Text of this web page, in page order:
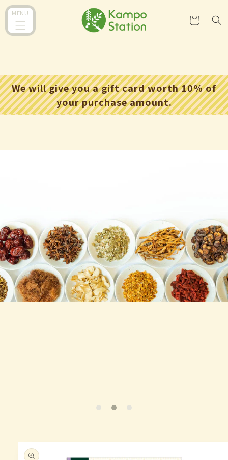
跳至內
容
MENU
物
We will give you a gift card worth 10% of
your purchase amount.
略過產
品資訊